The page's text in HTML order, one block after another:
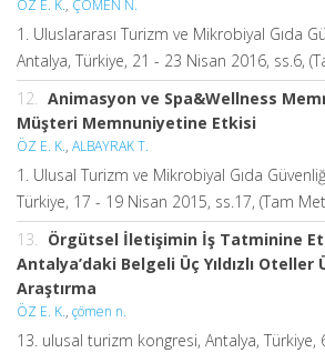
ÖZ E. K., ÇÖMEN N.
1. Uluslararası Turizm ve Mikrobiyal Gıda
Antalya, Türkiye, 21 - 23 Nisan 2016, ss.6,
12. Animasyon ve Spa&Wellness
Müşteri Memnuniyetine Etkisi
ÖZ E. K., ALBAYRAK T.
1. Ulusal Turizm ve Mikrobiyal Gıda
Türkiye, 17 - 19 Nisan 2015, ss.17, (Tam
13. Örgütsel İletişimin İş Tatminine
Antalya’daki Belgeli Üç Yıldızlı Oteller
Araştırma
ÖZ E. K., çömen n.
13. ulusal turizm kongresi, Antalya, Türkiye,